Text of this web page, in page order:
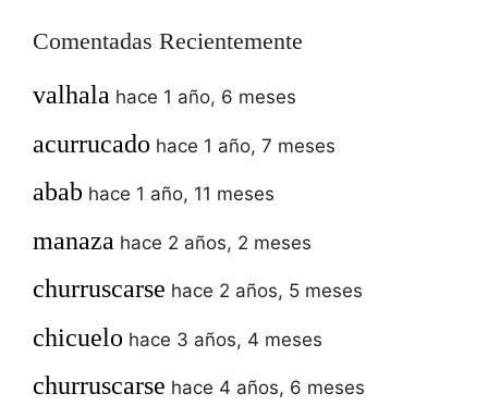
Comentadas Recientemente
valhala hace 1 año, 6 meses
acurrucado hace 1 año, 7 meses
abab hace 1 año, 11 meses
manaza hace 2 años, 2 meses
churruscarse hace 2 años, 5 meses
chicuelo hace 3 años, 4 meses
churruscarse hace 4 años, 6 meses